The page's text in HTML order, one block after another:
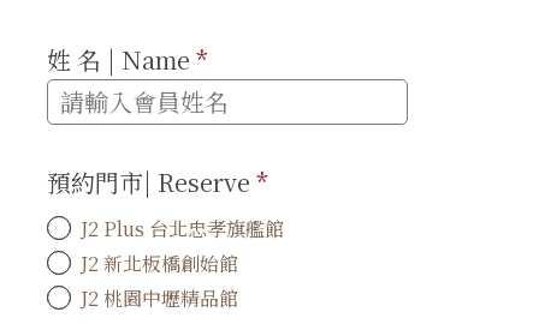
姓 名 | Name*
預約門市| Reserve*
J2 Plus 台北忠孝旗艦館
J2 新北板橋創始館
J2 桃園中壢精品館